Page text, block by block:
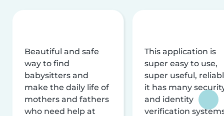
Beautiful and safe
way to find
babysitters and
make the daily life of
mothers and fathers
who need help at
This application is
super easy to use,
super useful,
it has many
and identity
verification